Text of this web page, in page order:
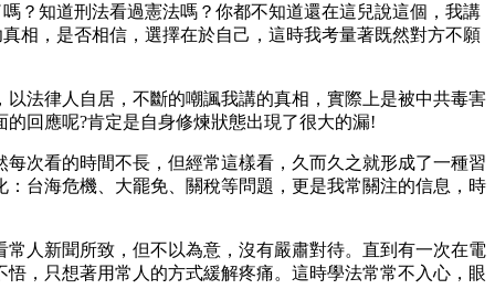
？知道刑法看過憲法嗎？你都不知道還在這兒說這個，我講
相，是否相信，選擇在於自己，這時我考量著既然對方不願
法律人自居，不斷的嘲諷我講的真相，實際上是被中共毒害
回應呢?肯定是自身修煉狀態出現了很大的漏!
次看的時間不長，但經常這樣看，久而久之就形成了一種習
台海危機、大罷免、關稅等問題，更是我常關注的信息，時
人新聞所致，但不以為意，沒有嚴肅對待。直到有一次在電
，只想著用常人的方式緩解疼痛。這時學法常常不入心，眼